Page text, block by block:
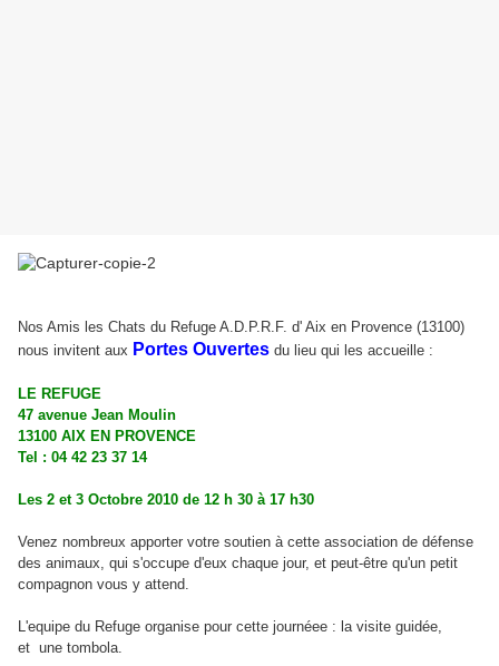
Nos Amis les Chats du Refuge A.D.P.R.F. d' Aix en Provence (13100)
nous invitent aux Portes Ouvertes du lieu qui les accueille :
LE REFUGE
47 avenue Jean Moulin
13100 AIX EN PROVENCE
Tel : 04 42 23 37 14
Les 2 et 3 Octobre 2010 de 12 h 30 à 17 h30
Venez nombreux apporter votre soutien à cette association de défense
des animaux, qui s'occupe d'eux chaque jour, et peut-être qu'un petit
compagnon vous y attend.
L'equipe du Refuge organise pour cette journéee : la visite guidée,
et une tombola.